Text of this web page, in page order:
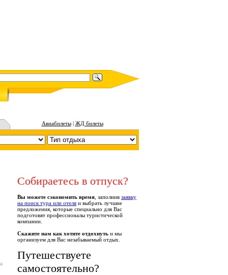
Авиабилеты| ЖД билеты
Собираетесь в отпуск?
Вы можете сэкономить время , заполнив заявку
на поиск тура или отеля и выбрать лучшие
предложения, которые специально для Вас
подготовят профессионалы туристической
компании.
Скажите нам как хотите отдохнуть и мы
организуем для Вас незабываемый отдых.
Путешествуете
самостоятельно?